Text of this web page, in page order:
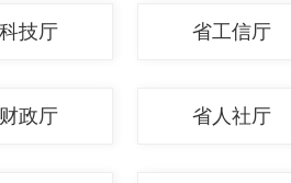
技厅 省工信厅
政厅 省人社厅